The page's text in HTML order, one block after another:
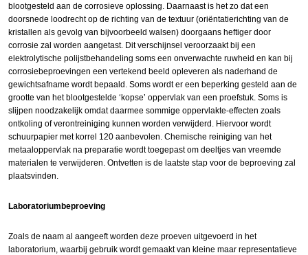
blootgesteld aan de corrosieve oplossing. Daarnaast is het zo dat een
doorsnede loodrecht op de richting van de textuur (oriëntatierichting van de
kristallen als gevolg van bijvoorbeeld walsen) doorgaans heftiger door
corrosie zal worden aangetast. Dit verschijnsel veroorzaakt bij een
elektrolytische polijstbehandeling soms een onverwachte ruwheid en kan bij
corrosiebeproevingen een vertekend beeld opleveren als naderhand de
gewichtsafname wordt bepaald. Soms wordt er een beperking gesteld aan de
grootte van het blootgestelde ‘kopse’ oppervlak van een proefstuk. Soms is
slijpen noodzakelijk omdat daarmee sommige oppervlakte-effecten zoals
ontkoling of verontreiniging kunnen worden verwijderd. Hiervoor wordt
schuurpapier met korrel 120 aanbevolen. Chemische reiniging van het
metaaloppervlak na preparatie wordt toegepast om deeltjes van vreemde
materialen te verwijderen. Ontvetten is de laatste stap voor de beproeving zal
plaatsvinden.
Laboratoriumbeproeving
Zoals de naam al aangeeft worden deze proeven uitgevoerd in het
laboratorium, waarbij gebruik wordt gemaakt van kleine maar representatieve